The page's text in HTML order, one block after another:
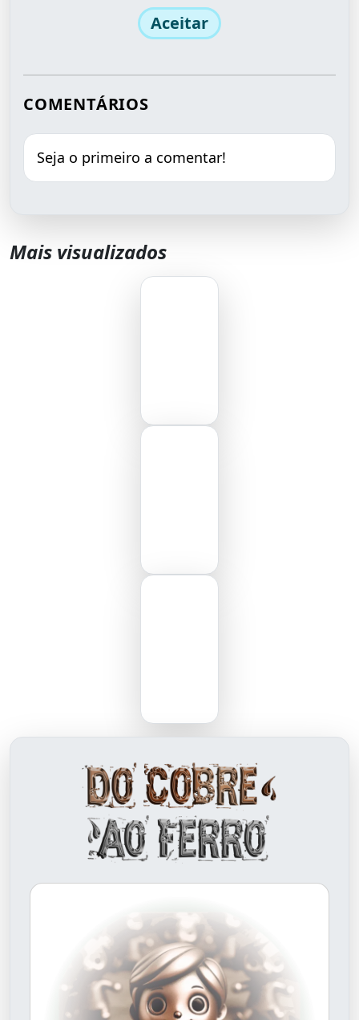
Aceitar
COMENTÁRIOS
Seja o primeiro a comentar!
Mais visualizados